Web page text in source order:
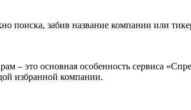
поиска, забив название компании или
– это основная особенность сервиса
избранной компании.